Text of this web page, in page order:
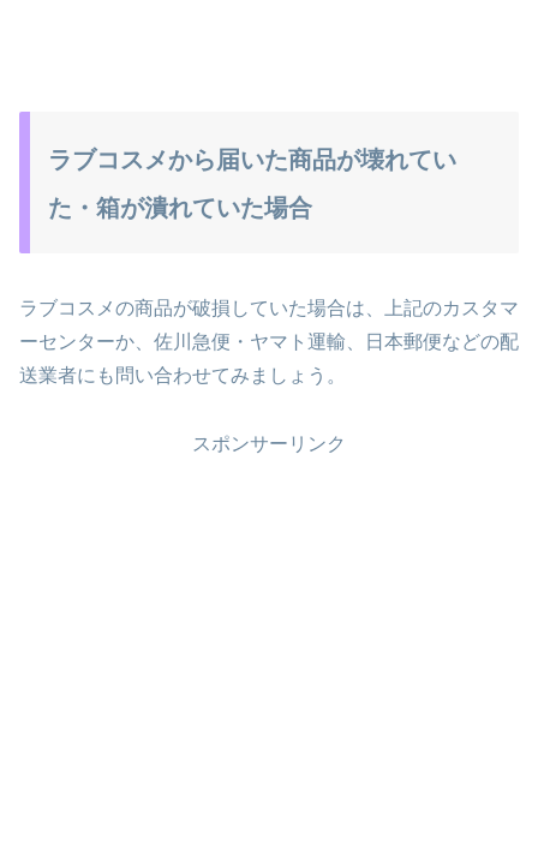
ラブコスメから届いた商品が壊れてい
た・箱が潰れていた場合
ラブコスメの商品が破損していた場合は、上記のカスタマ
ーセンターか、佐川急便・ヤマト運輸、日本郵便などの配
送業者にも問い合わせてみましょう。
スポンサーリンク